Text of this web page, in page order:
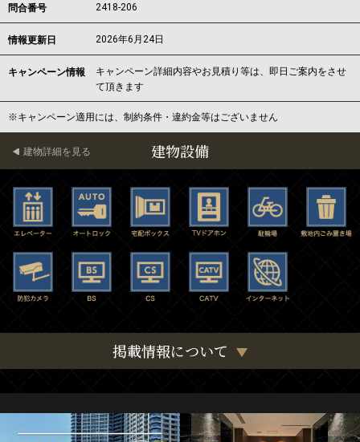
問合番号 2418-206
情報更新日 2026年6月24日
キャンペーン情報
キャンペーン詳細内容やお見積り等は、即日ご案内をさせ
て頂きます
※キャンペーン適用には、制約条件・違約金等はございません
建物設備
建物詳細を見る
掲載情報について